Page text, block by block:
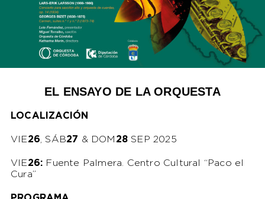
EL ENSAYO DE LA ORQUESTA
LOCALIZACIÓN
VIE26, SÁB27 & DOM 28SEP 2025
VIE26: Fuente Palmera. Centro Cultural “Paco el
Cura”